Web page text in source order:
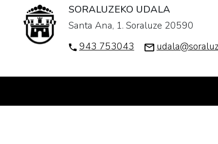
SORALUZEKO UDALA
Santa Ana, 1. Soraluze 20590
943 753043